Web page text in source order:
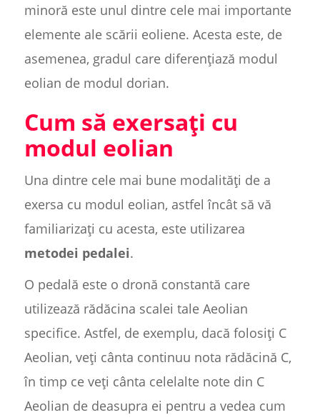
minoră este unul dintre cele mai importante
elemente ale scării eoliene. Acesta este, de
asemenea, gradul care diferențiază modul
eolian de modul dorian.
Cum să exersați cu
modul eolian
Una dintre cele mai bune modalități de a
exersa cu modul eolian, astfel încât să vă
familiarizați cu acesta, este utilizarea
metodei pedalei.
O pedală este o dronă constantă care
utilizează rădăcina scalei tale Aeolian
specifice. Astfel, de exemplu, dacă folosiți C
Aeolian, veți cânta continuu nota rădăcină C,
în timp ce veți cânta celelalte note din C
Aeolian de deasupra ei pentru a vedea cum